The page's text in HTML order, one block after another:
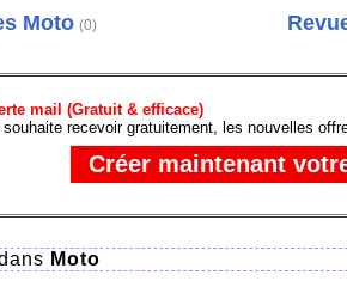
Moto (0)
mail (Gratuit & efficace)
souhaite recevoir gratuitement, les nouvelles
Moto